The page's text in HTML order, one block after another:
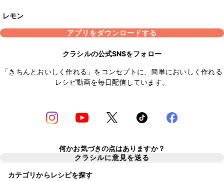
レモン
アプリをダウンロードする
クラシルの公式SNSをフォロー
「きちんとおいしく作れる」をコンセプトに、簡単においしく作れる
レシピ動画を毎日配信しています。
何かお気づきの点はありますか？
クラシルに意見を送る
カテゴリからレシピを探す